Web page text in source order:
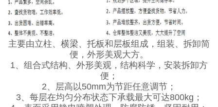
主要由立柱、横梁、托板和层板组成，组装、拆卸简
便，外形美观大方。
1、组合式结构、外形美观，结构科学，安装拆卸方
便；
2、层高以50mm为节距任意调节；
3、每层在均匀分布状态下承载最大可达800kg；